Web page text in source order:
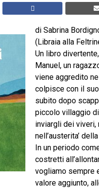
di Sabrina
(Libraia alla
Un libro
Manuel, un
viene aggredito
colpisce con il
subito dopo
piccolo villaggio
inviargli dei
nell’austerita’
In un periodo
costretti
vogliamo sempre
valore aggiunto,